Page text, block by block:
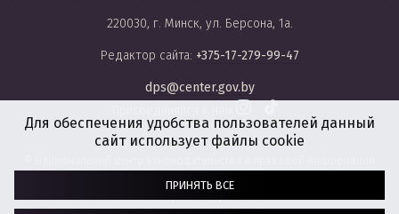
220030, г. Минск, ул. Берсона, 1а.
Редактор сайта: +375-17-279-99-47
dps@center.gov.by
Республики Беларусь, 2008-2026.
Для обеспечения удобства пользователей данный
сайт использует файлы cookie
ПРИНЯТЬ ВСЕ